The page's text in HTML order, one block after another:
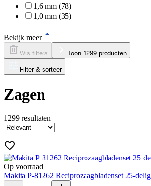
1,6 mm (78)
1,0 mm (35)
Bekijk meer
Wis filters Toon 1299 producten
Filter & sorteer
Zagen
1299 resultaten
Op voorraad
Makita P-81262 Reciprozaagbladenset 25-delig